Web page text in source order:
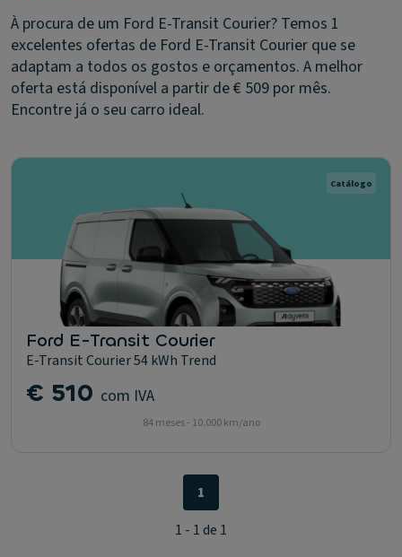
À procura de um Ford E-Transit Courier? Temos 1
excelentes ofertas de Ford E-Transit Courier que se
adaptam a todos os gostos e orçamentos. A melhor
oferta está disponível a partir de € 509 por mês.
Encontre já o seu carro ideal.
Catálogo
Ford E-Transit Courier
E-Transit Courier 54 kWh Trend
€ 510 com IVA
84 meses - 10.000 km/ano
1
1 - 1 de 1